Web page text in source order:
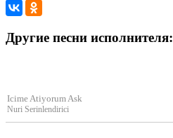
Другие песни исполнителя:
Icime Atiyorum Ask
Nuri Serinlendirici